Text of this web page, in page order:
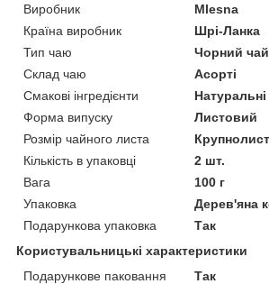
Виробник
Mlesna
Країна виробник
Шрі-Ланка
Тип чаю
Чорний чай
Склад чаю
Асорті
Смакові інгредієнти
Натуральні
Форма випуску
Листовий
Розмір чайного листа
Кількість в упаковці
2 шт.
Вага
100 г
Упаковка
Дерев'яна
Подарункова упаковка
Так
Користувальницькі характеристики
Подарункове паковання
Так